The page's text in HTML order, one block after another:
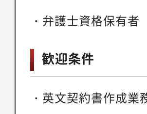
・弁護士資格保有者
歓迎条件
・英文契約書作成